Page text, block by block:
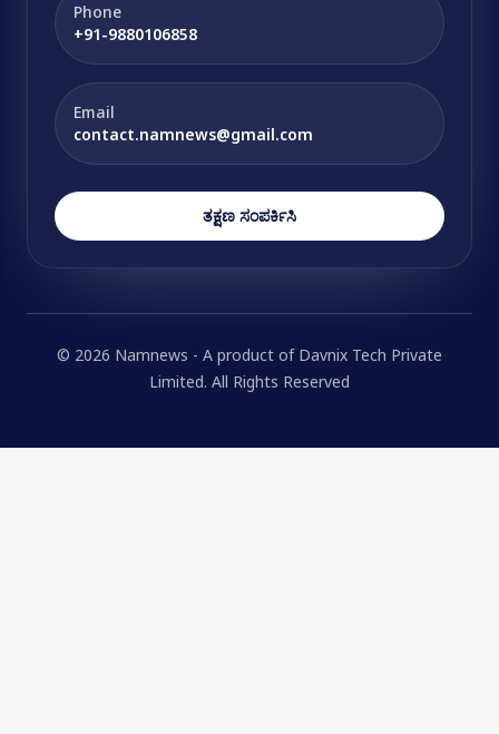
Phone
+91-9880106858
Email
contact.namnews@gmail.com
ತಕ್ಷಣ ಸಂಪರ್ಕಿಸಿ
© 2026 Namnews - A product of Davnix Tech Private
Limited. All Rights Reserved